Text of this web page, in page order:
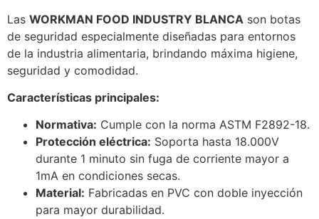
Las WORKMAN FOOD INDUSTRY BLANCA son botas
de seguridad especialmente diseñadas para entornos
de la industria alimentaria, brindando máxima higiene,
seguridad y comodidad.
Características principales:
Normativa: Cumple con la norma ASTM F2892-18.
Protección eléctrica: Soporta hasta 18.000V
durante 1 minuto sin fuga de corriente mayor a
1mA en condiciones secas.
Material: Fabricadas en PVC con doble inyección
para mayor durabilidad.